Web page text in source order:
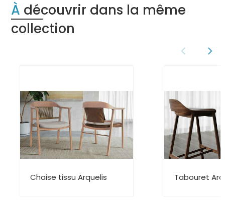
À découvrir dans la même
collection
Chaise tissu Arquelis Tabouret